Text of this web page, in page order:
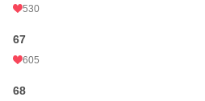
530
67
605
68